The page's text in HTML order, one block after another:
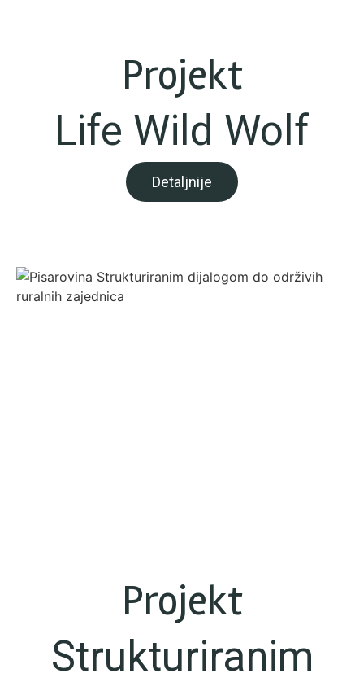
Projekt
Life Wild Wolf
Detaljnije
Projekt
Strukturiranim